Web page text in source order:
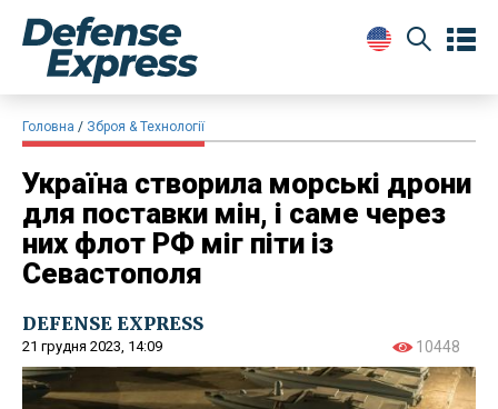
Головна Зброя & Технології
Україна створила морські дрони
для поставки мін, і саме через
них флот РФ міг піти із
Севастополя
DEFENSE EXPRESS
21 грудня 2023, 14:09 10448